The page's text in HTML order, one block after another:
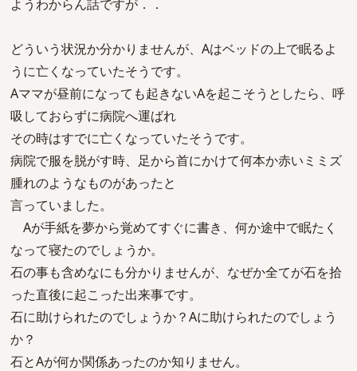
ようわからん話ですが．．
どういう状況か分かりませんが、Aはベッドの上で眠るよ
うに亡くなっていたそうです。
Aママが昼前になっても起きないAを起こそうとしたら、呼
吸しておらずに病院へ運ばれ
その時はすでに亡くなっていたそうです。
病院で服を脱がす時、足から首にかけて何本か赤いミミズ
腫れのようなものがあったと
言っていました。
Aが手紙を夢から覚めてすぐに書き、何か途中で眠たく
なって寝たのでしょうか。
石の事も含めなにも分かりませんが、なぜか全てが石を拾
った直後に起こった出来事です。
石に助けられたのでしょうか？Aに助けられたのでしょう
か？
石とAが何か関係あったのか知りません。